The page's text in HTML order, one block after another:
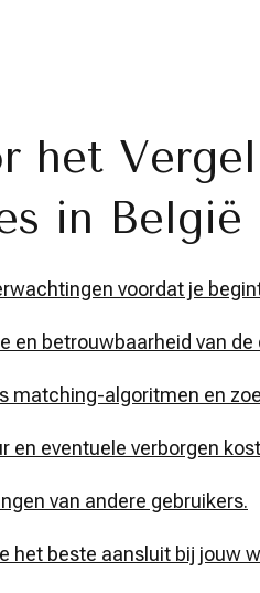
het
in België
voordat je
en betrouwbaarheid van de
matching-algoritmen en
en eventuele verborgen
van andere gebruikers.
het beste aansluit bij jouw